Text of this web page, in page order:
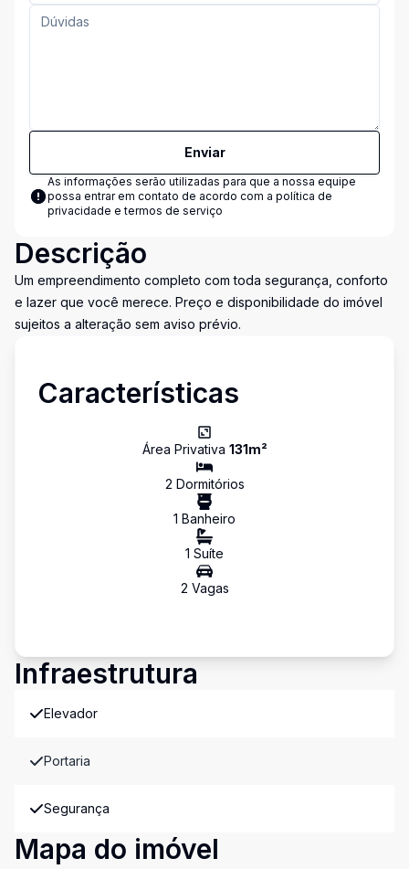
Enviar
As informações serão utilizadas para que a nossa equipe
possa entrar em contato de acordo com a política de
privacidade e termos de serviço
Descrição
Um empreendimento completo com toda segurança, conforto
e lazer que você merece. Preço e disponibilidade do imóvel
sujeitos a alteração sem aviso prévio.
Características
Área Privativa 131m²
2 Dormitórios
1 Banheiro
1 Suíte
2 Vagas
Infraestrutura
Elevador
Portaria
Segurança
Mapa do imóvel